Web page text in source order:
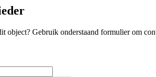
object? Gebruik onderstaand formulier om